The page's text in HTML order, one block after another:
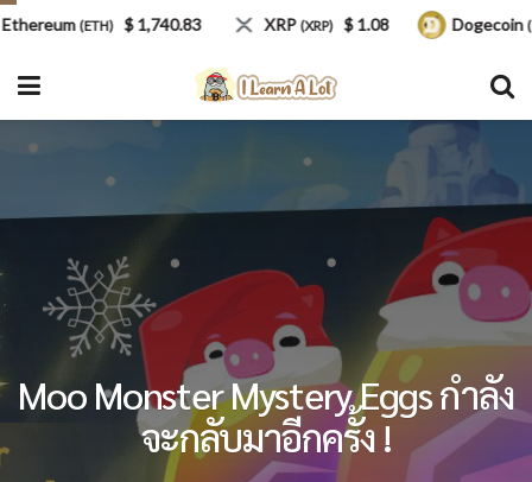
Moo Monster Mystery Eggs กำลัง
จะกลับมาอีกครั้ง !
(ETH) $ 1,740.83 XRP(XRP) $ 1.08 Dogecoin